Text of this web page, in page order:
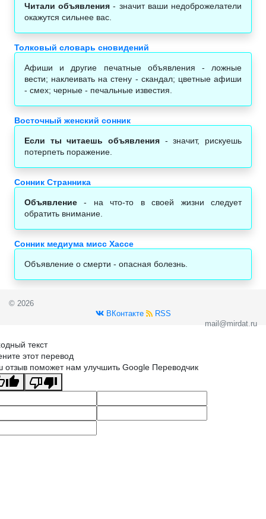
Читали объявления - значит ваши недоброжелатели
окажутся сильнее вас.
Толковый словарь сновидений
Афиши и другие печатные объявления - ложные
вести; наклеивать на стену - скандал; цветные афиши
- смех; черные - печальные известия.
Восточный женский сонник
Если ты читаешь объявления - значит, рискуешь
потерпеть поражение.
Сонник Странника
Объявление - на что-то в своей жизни следует
обратить внимание.
Сонник медиума мисс Хассе
Объявление о смерти - опасная болезнь.
© 2026
ВКонтакте
RSS
mail@mirdat.ru
текст
этот перевод
отзыв поможет нам улучшить Google Переводчик